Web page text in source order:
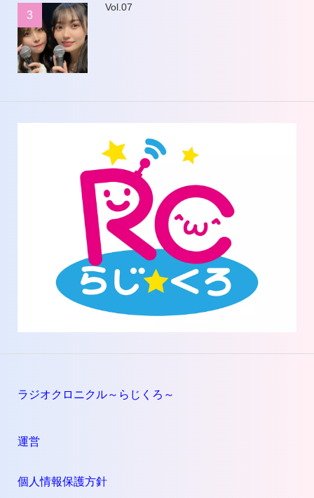
3
Vol.07
ラジオクロニクル～らじくろ～
運営
個人情報保護方針